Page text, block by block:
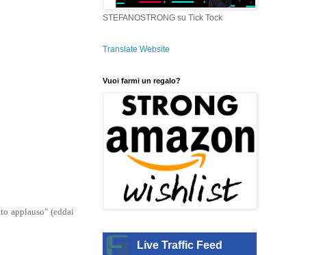
applauso" (eddai
STEFANOSTRONG su Tick Tock
Translate Website
Vuoi farmi un regalo?
Live Traffic Feed